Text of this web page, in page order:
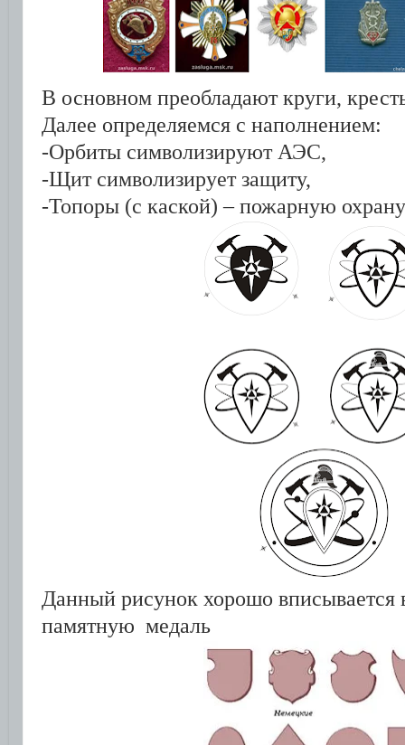
В основном преобладают круги,
Далее определяемся с наполнением:
-Орбиты символизируют АЭС,
-Щит символизирует защиту,
-Топоры (с каской) – пожарную охрану
Данный рисунок хорошо вписывается
памятную медаль